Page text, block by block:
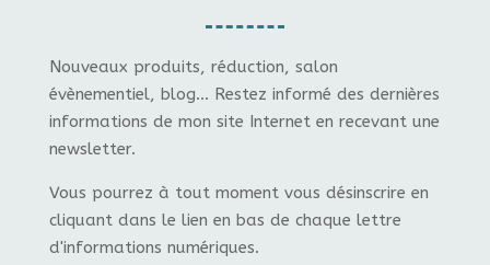
Nouveaux produits, réduction, salon
évènementiel, blog... Restez informé des dernières
informations de mon site Internet en recevant une
newsletter.
Vous pourrez à tout moment vous désinscrire en
cliquant dans le lien en bas de chaque lettre
d'informations numériques.